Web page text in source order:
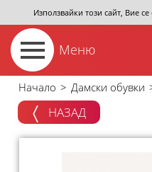
Използвайки този сайт, Вие
Меню
Начало > Дамски обувки
НАЗАД